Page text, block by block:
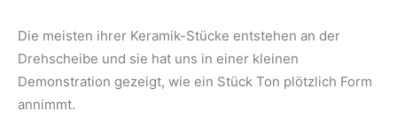
Die meisten ihrer Keramik-Stücke entstehen an der
Drehscheibe und sie hat uns in einer kleinen
Demonstration gezeigt, wie ein Stück Ton plötzlich Form
annimmt.